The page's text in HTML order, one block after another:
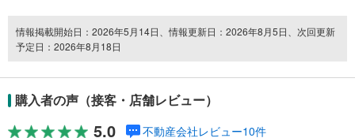
情報掲載開始日：2026年5月14日、情報更新日：2026年8月5日、次回更新
予定日：2026年8月18日
購入者の声（接客・店舗レビュー）
5.0 不動産会社レビュー10件